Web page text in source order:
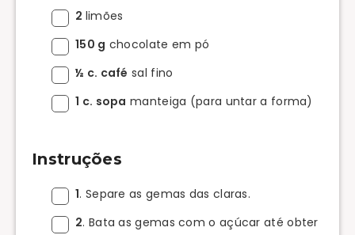
2 limões
150 g chocolate em pó
½ c. café sal fino
1 c. sopa manteiga (para untar a forma)
Instruções
1. Separe as gemas das claras.
2. Bata as gemas com o açúcar até obter